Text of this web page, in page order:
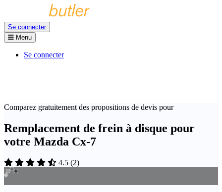
Se connecter
Menu
Se connecter
Comparez gratuitement des propositions de devis pour
Remplacement de frein à disque pour
votre Mazda Cx-7
4.5 (2)